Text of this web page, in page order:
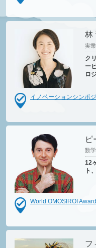
林
実
ク
ー
ロ
イノベーションシンポ
ピ
数
12
ト
World OMOSIROI
フ